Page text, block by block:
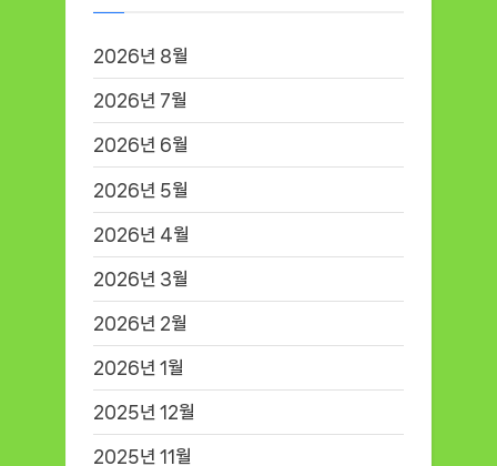
2026년 8월
2026년 7월
2026년 6월
2026년 5월
2026년 4월
2026년 3월
2026년 2월
2026년 1월
2025년 12월
2025년 11월